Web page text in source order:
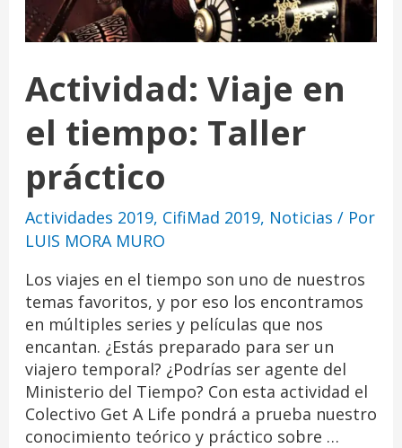
Actividad: Viaje en
el tiempo: Taller
práctico
Actividades 2019, CifiMad 2019, Noticias / Por
LUIS MORA MURO
Los viajes en el tiempo son uno de nuestros
temas favoritos, y por eso los encontramos
en múltiples series y películas que nos
encantan. ¿Estás preparado para ser un
viajero temporal? ¿Podrías ser agente del
Ministerio del Tiempo? Con esta actividad el
Colectivo Get A Life pondrá a prueba nuestro
conocimiento teórico y práctico sobre …